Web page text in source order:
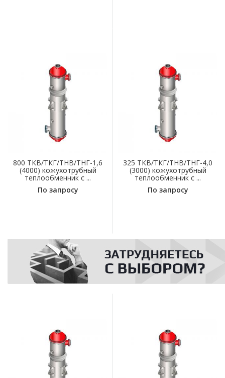
800 ТКВ/ТКГ/ТНВ/ТНГ-1,6
(4000) кожухотрубный
теплообменник с ...
По запросу
325 ТКВ/ТКГ/ТНВ/ТНГ-4,0
(3000) кожухотрубный
теплообменник с ...
По запросу